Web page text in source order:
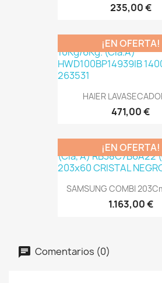
235,00 €
HAIER
471,00 €
¡EN OFERTA!
SAMSUNG COMBI
1.163,00 €
¡EN OFERTA!
Comentarios (0)